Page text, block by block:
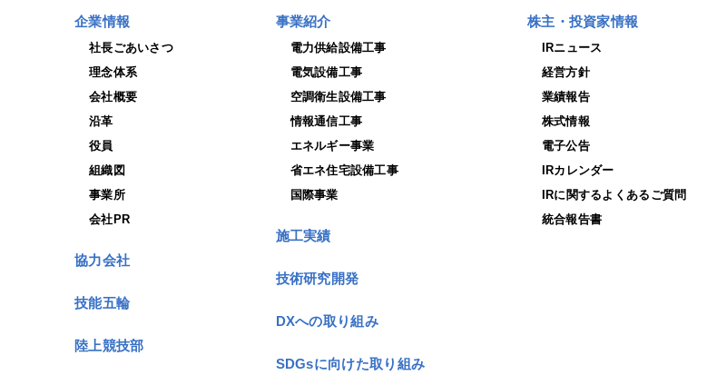
企業情報
社長ごあいさつ
理念体系
会社概要
沿革
役員
組織図
事業所
会社PR
協力会社
技能五輪
陸上競技部
事業紹介
電力供給設備工事
電気設備工事
空調衛生設備工事
情報通信工事
エネルギー事業
省エネ住宅設備工事
国際事業
施工実績
技術研究開発
DXへの取り組み
SDGsに向けた取り組み
株主・投資家情報
IRニュース
経営方針
業績報告
株式情報
電子公告
IRカレンダー
IRに関するよくあるご質問
統合報告書